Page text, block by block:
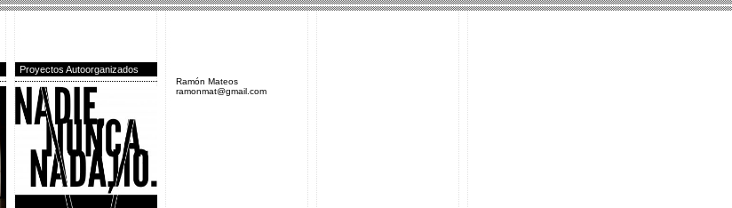
Proyectos Autoorganizados
Ramón Mateos
ramonmat@gmail.com